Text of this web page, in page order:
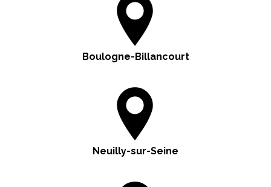
Boulogne-Billancourt
Neuilly-sur-Seine